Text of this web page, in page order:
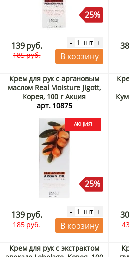
25%
139 руб.
185 руб.
- шт +
В корзину
Крем для рук с аргановым
маслом Real Moisture Jigott,
Корея, 100 г Акция
арт. 10875
25%
139 руб.
185 руб.
- шт +
В корзину
Крем для рук с экстрактом